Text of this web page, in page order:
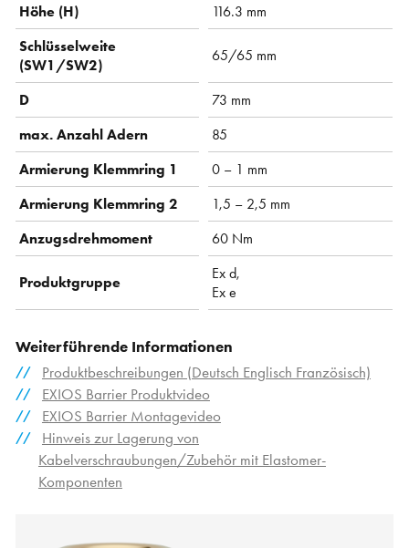
Höhe (H)
116.3 mm
Schlüsselweite
(SW1/SW2)
65/65 mm
D
73 mm
max. Anzahl Adern
85
Armierung Klemmring 1
0 – 1 mm
Armierung Klemmring 2
1,5 – 2,5 mm
Anzugsdrehmoment
60 Nm
Produktgruppe
Ex d,
Ex e
Weiterführende Informationen
Produktbeschreibungen (Deutsch Englisch Französisch)
EXIOS Barrier Produktvideo
EXIOS Barrier Montagevideo
Hinweis zur Lagerung von
Kabelverschraubungen/Zubehör mit Elastomer-
Komponenten